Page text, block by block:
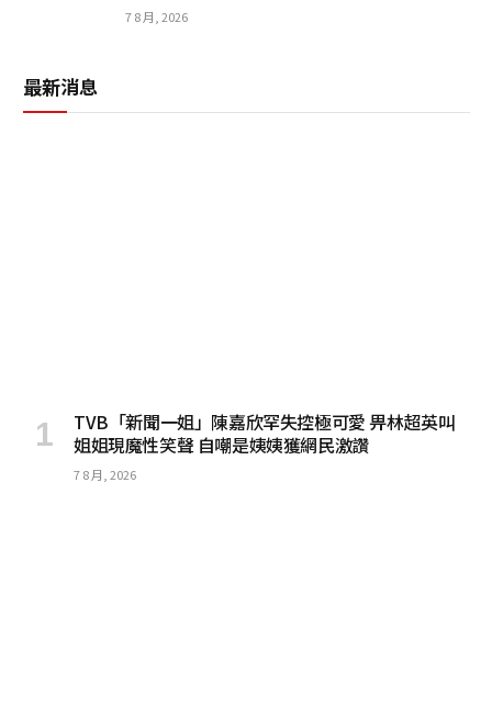
7 8 月, 2026
最新消息
TVB「新聞一姐」陳嘉欣罕失控極可愛 畀林超英叫
姐姐現魔性笑聲 自嘲是姨姨獲網民激讚
7 8 月, 2026